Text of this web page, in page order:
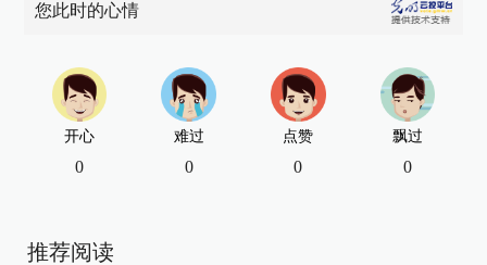
您此时的心情
开心
0
难过
0
点赞
0
飘过
0
推荐阅读